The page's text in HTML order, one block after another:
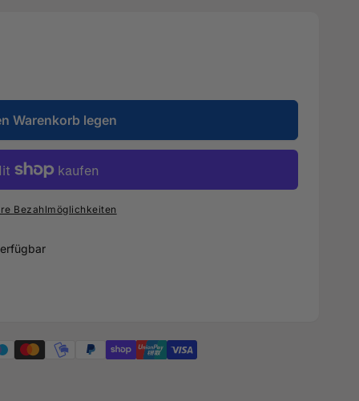
Warenkorb legen
Bezahlmöglichkeiten